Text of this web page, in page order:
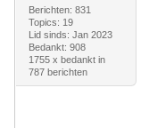
Berichten: 831
Topics: 19
Lid sinds: Jan 2023
Bedankt: 908
1755 x bedankt in
787 berichten